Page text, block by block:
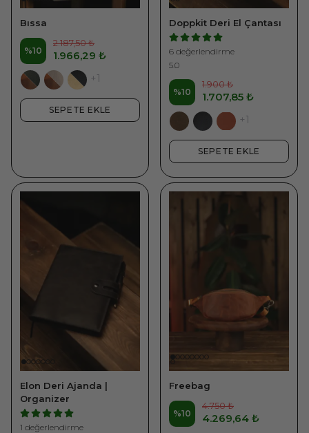
Bıssa
%10
2.187,50 ₺
1.966,29 ₺
+1
SEPETE EKLE
Doppkit Deri El Çantası
6 değerlendirme
5.0
%10
1.900 ₺
1.707,85 ₺
+1
SEPETE EKLE
Elon Deri Ajanda |
Organizer
1 değerlendirme
Freebag
%10
4.750 ₺
4.269,64 ₺